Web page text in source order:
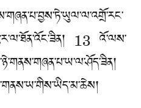
13 འོ་ལས་